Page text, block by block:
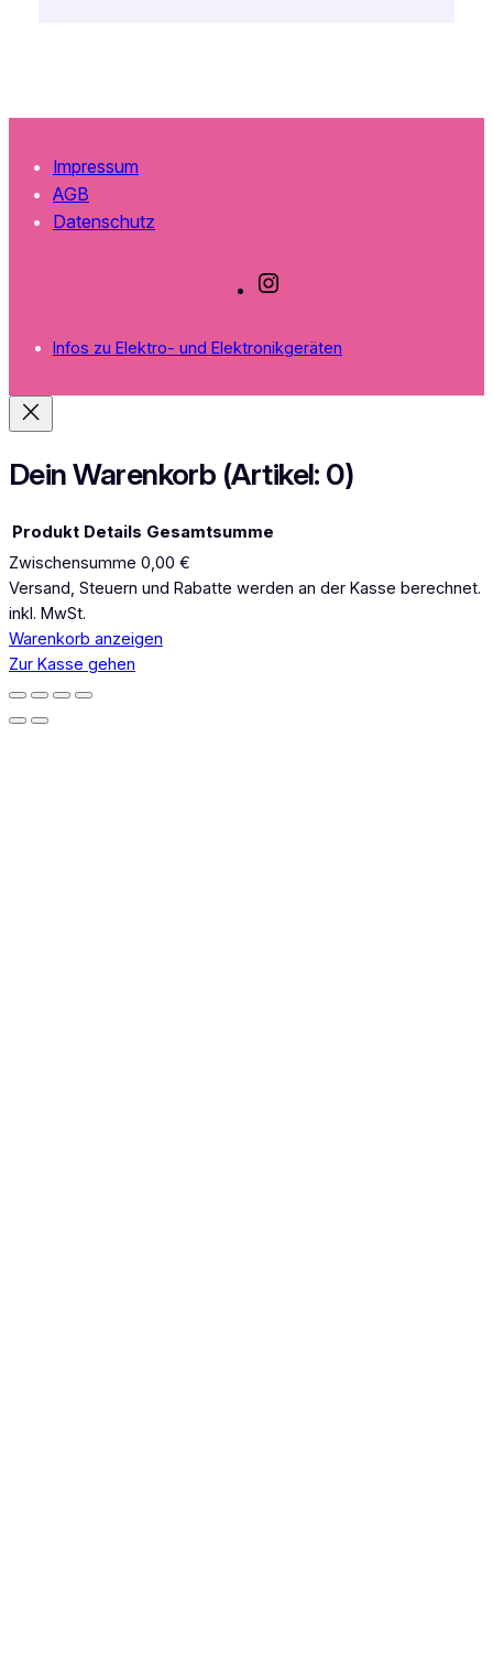
Impressum
AGB
Datenschutz
t
m
Infos zu Elektro- und Elektronikgeräten
Dein Warenkorb (Artikel: 0)
Produkte
im
Warenkorb
Produkt Details Gesamtsumme
Zwischensumme 0,00 €
Versand, Steuern und Rabatte werden an der Kasse berechnet.
inkl. MwSt.
Warenkorb anzeigen
Zur Kasse gehen